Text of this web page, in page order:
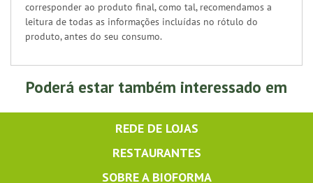
corresponder ao produto final, como tal, recomendamos a
leitura de todas as informações incluídas no rótulo do
produto, antes do seu consumo.
Poderá estar também interessado em
REDE DE LOJAS
RESTAURANTES
SOBRE A BIOFORMA